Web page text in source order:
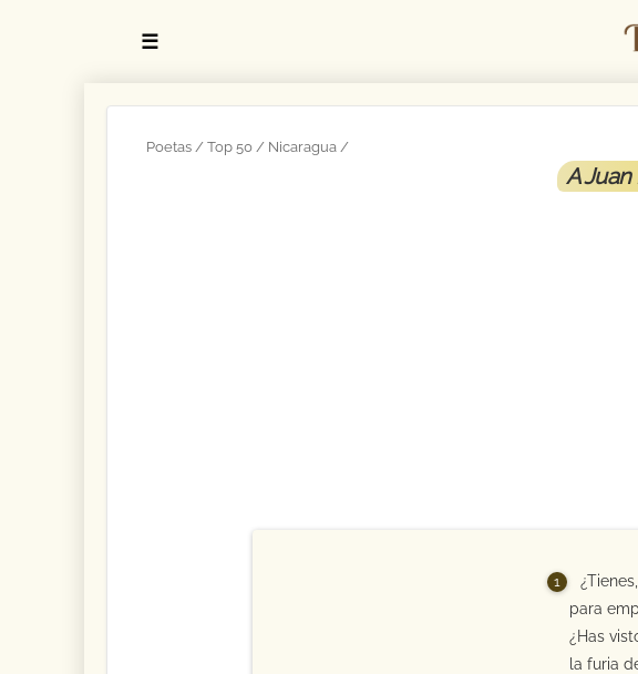
☰
Poetas Top 50 Nicaragua
A
para
¿Has
la furia